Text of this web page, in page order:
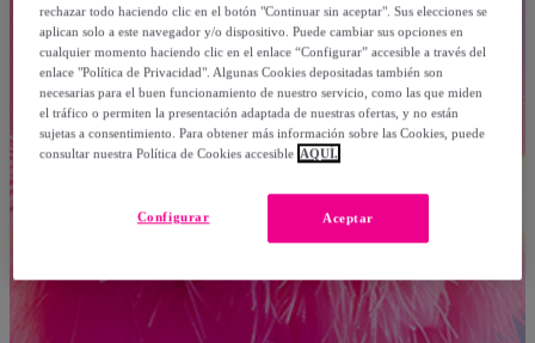
rechazar todo haciendo clic en el botón "Continuar sin aceptar". Sus elecciones se
aplican solo a este navegador y/o dispositivo. Puede cambiar sus opciones en
cualquier momento haciendo clic en el enlace “Configurar” accesible a través del
enlace "Política de Privacidad". Algunas Cookies depositadas también son
necesarias para el buen funcionamiento de nuestro servicio, como las que miden
el tráfico o permiten la presentación adaptada de nuestras ofertas, y no están
sujetas a consentimiento. Para obtener más información sobre las Cookies, puede
consultar nuestra Política de Cookies accesible AQUÍ.
Aceptar
Configurar